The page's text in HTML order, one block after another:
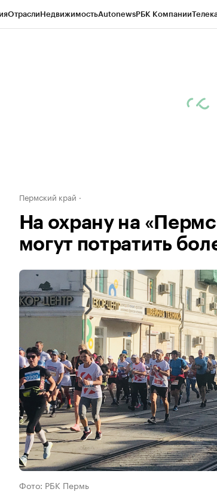
ОтраслиНедвижимостьAutonewsРБК Компании
Пермский край
На охрану на
могут потратить
Фото: РБК Пермь